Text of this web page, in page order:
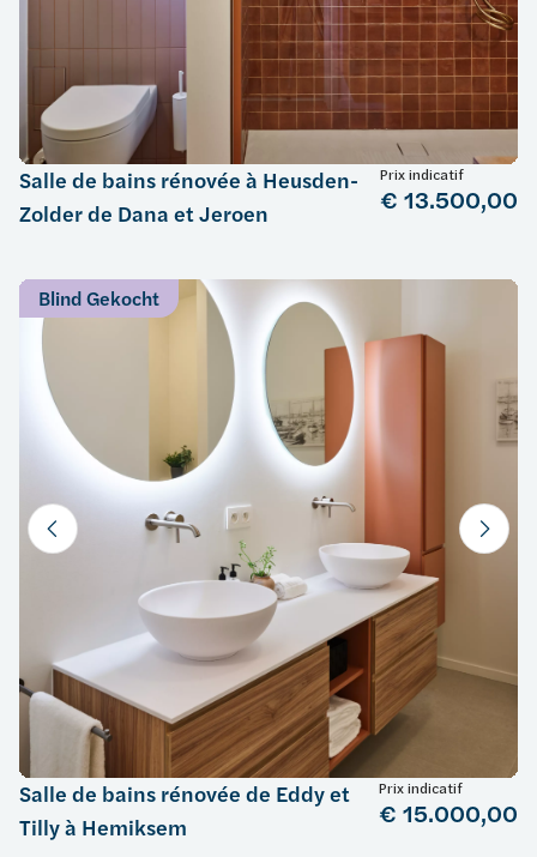
Salle de bains rénovée à Heusden-
Zolder de Dana et Jeroen
Prix indicatif
€ 13.500,00
Blind Gekocht
Salle de bains rénovée de Eddy et
Tilly à Hemiksem
Prix indicatif
€ 15.000,00